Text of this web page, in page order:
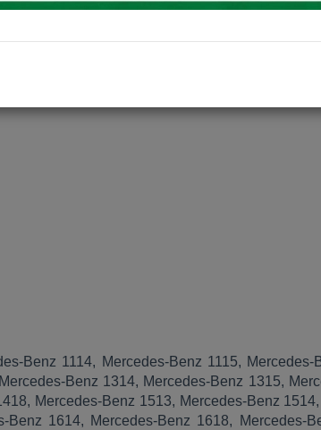
Benz 1114, Mercedes-Benz 1115,
Benz 1314, Mercedes-Benz 1315,
Mercedes-Benz 1513, Mercedes-Benz
1614, Mercedes-Benz 1618, Mercedes-